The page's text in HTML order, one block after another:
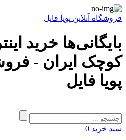
فروشگاه آنلاین پویا فایل
بایگانی‌ها خرید
کوچک ایران -
پویا فایل
سبد خرید 0